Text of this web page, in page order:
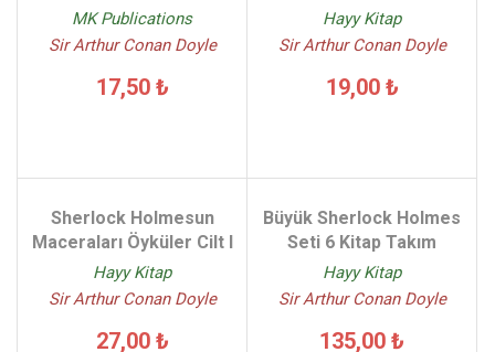
MK Publications
Sir Arthur Conan Doyle
17,50 ₺
Hayy Kitap
Sir Arthur Conan Doyle
19,00 ₺
Sherlock Holmesun
Maceraları Öyküler Cilt I
Hayy Kitap
Sir Arthur Conan Doyle
27,00 ₺
Büyük Sherlock Holmes
Seti 6 Kitap Takım
Hayy Kitap
Sir Arthur Conan Doyle
135,00 ₺